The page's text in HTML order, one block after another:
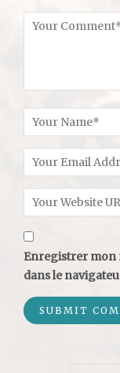
Enregistrer mon
dans le